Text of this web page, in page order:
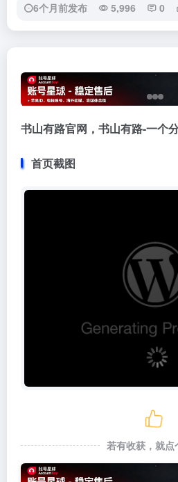
6个月前发布 5,996 0
书山有路官网，书山有路-一个
首页截图
若有收获，就点